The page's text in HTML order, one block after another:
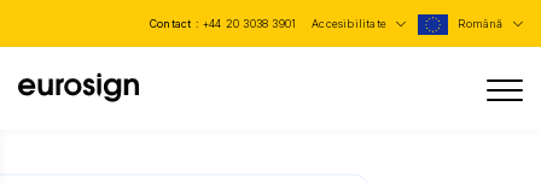
Contact : +44 20 3038 3901 Accesibilitate Română